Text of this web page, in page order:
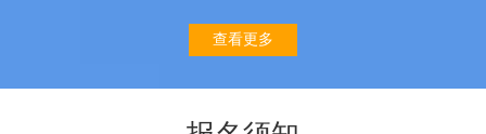
查看更多